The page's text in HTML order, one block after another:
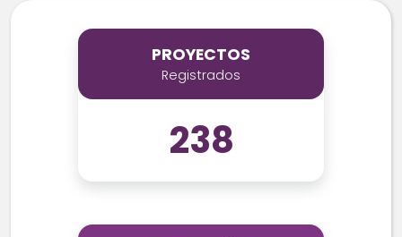
PROYECTOS
Registrados
238